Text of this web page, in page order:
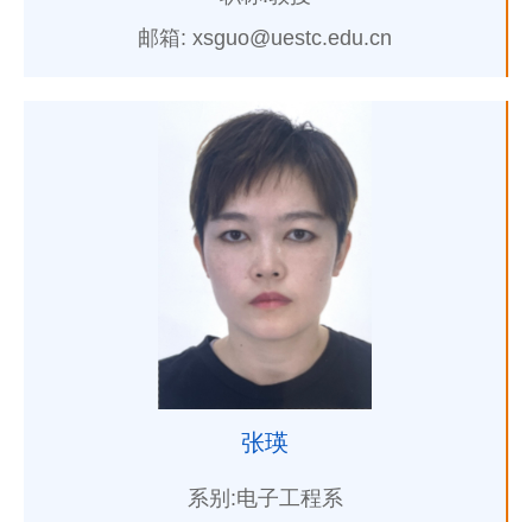
邮箱: xsguo@uestc.edu.cn
张瑛
系别:电子工程系